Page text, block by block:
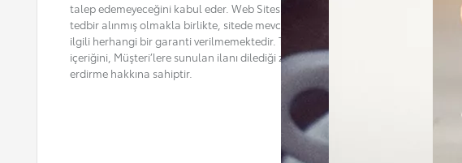
talep edemeyeceğini kabul eder. Web Sitesi'nin hatasız olması için her türlü
tedbir alınmış olmakla birlikte, sitede mevcut ya da oluşabilecek hatalar ile
ilgili herhangi bir garanti verilmemektedir. Toyota dilediği zaman sitenin
içeriğini, Müşteri’lere sunulan ilanı dilediği zaman değiştirme ya da sona
erdirme hakkına sahiptir.